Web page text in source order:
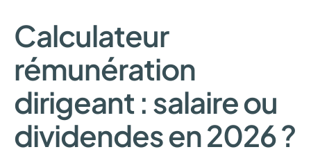
Calculateur
rémunération
dirigeant : salaire ou
dividendes en 2026 ?